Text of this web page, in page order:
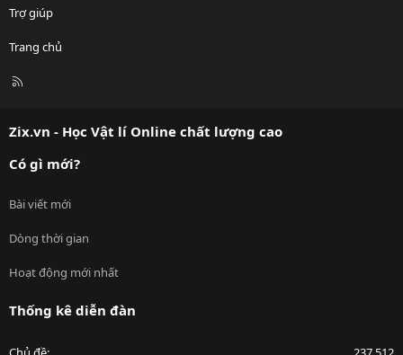
Trợ giúp
Trang chủ
R
Zix.vn - Học Vật lí Online chất lượng cao
Có gì mới?
Bài viết mới
Dòng thời gian
Hoạt động mới nhất
Thống kê diễn đàn